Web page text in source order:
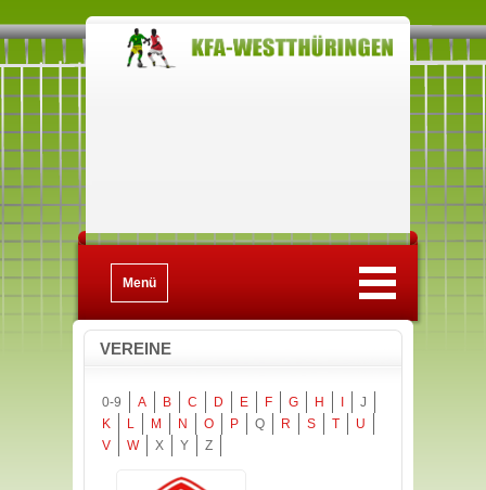
Menü
VEREINE
0-9 A B C D E F G H
J
K
L M N O P Q R S T
U
V
W X Y Z